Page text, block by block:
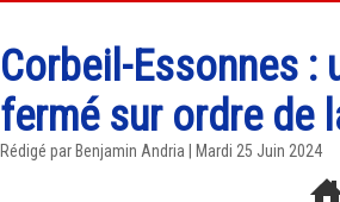
Corbeil-Essonnes :
fermé sur ordre de
Rédigé par Benjamin Andria | Mardi 25 Juin 2024